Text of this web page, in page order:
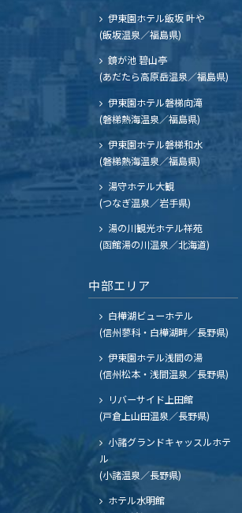
伊東園ホテル飯坂 叶や
(飯坂温泉／福島県)
鏡が池 碧山亭
(あだたら高原岳温泉／福島県)
伊東園ホテル磐梯向滝
(磐梯熱海温泉／福島県)
伊東園ホテル磐梯和水
(磐梯熱海温泉／福島県)
湯守ホテル大観
(つなぎ温泉／岩手県)
湯の川観光ホテル祥苑
(函館湯の川温泉／北海道)
中部エリア
白樺湖ビューホテル
(信州蓼科・白樺湖畔／長野県)
伊東園ホテル浅間の湯
(信州松本・浅間温泉／長野県)
リバーサイド上田館
(戸倉上山田温泉／長野県)
小諸グランドキャッスルホテ
ル
(小諸温泉／長野県)
ホテル水明館